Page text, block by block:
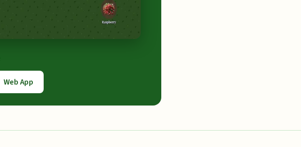
Web App